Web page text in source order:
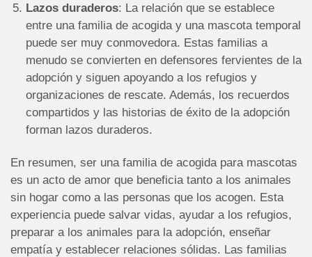
Lazos duraderos: La relación que se establece
entre una familia de acogida y una mascota temporal
puede ser muy conmovedora. Estas familias a
menudo se convierten en defensores fervientes de la
adopción y siguen apoyando a los refugios y
organizaciones de rescate. Además, los recuerdos
compartidos y las historias de éxito de la adopción
forman lazos duraderos.
En resumen, ser una familia de acogida para mascotas
es un acto de amor que beneficia tanto a los animales
sin hogar como a las personas que los acogen. Esta
experiencia puede salvar vidas, ayudar a los refugios,
preparar a los animales para la adopción, enseñar
empatía y establecer relaciones sólidas. Las familias